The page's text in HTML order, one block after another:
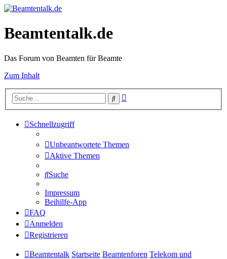
Beamtentalk.de
Das Forum von Beamten für Beamte
Zum Inhalt
Suche
Schnellzugriff
Unbeantwortete Themen
Aktive Themen
Suche
Impressum
Beihilfe-App
FAQ
Anmelden
Registrieren
Beamtentalk Startseite Beamtenforen Telekom und